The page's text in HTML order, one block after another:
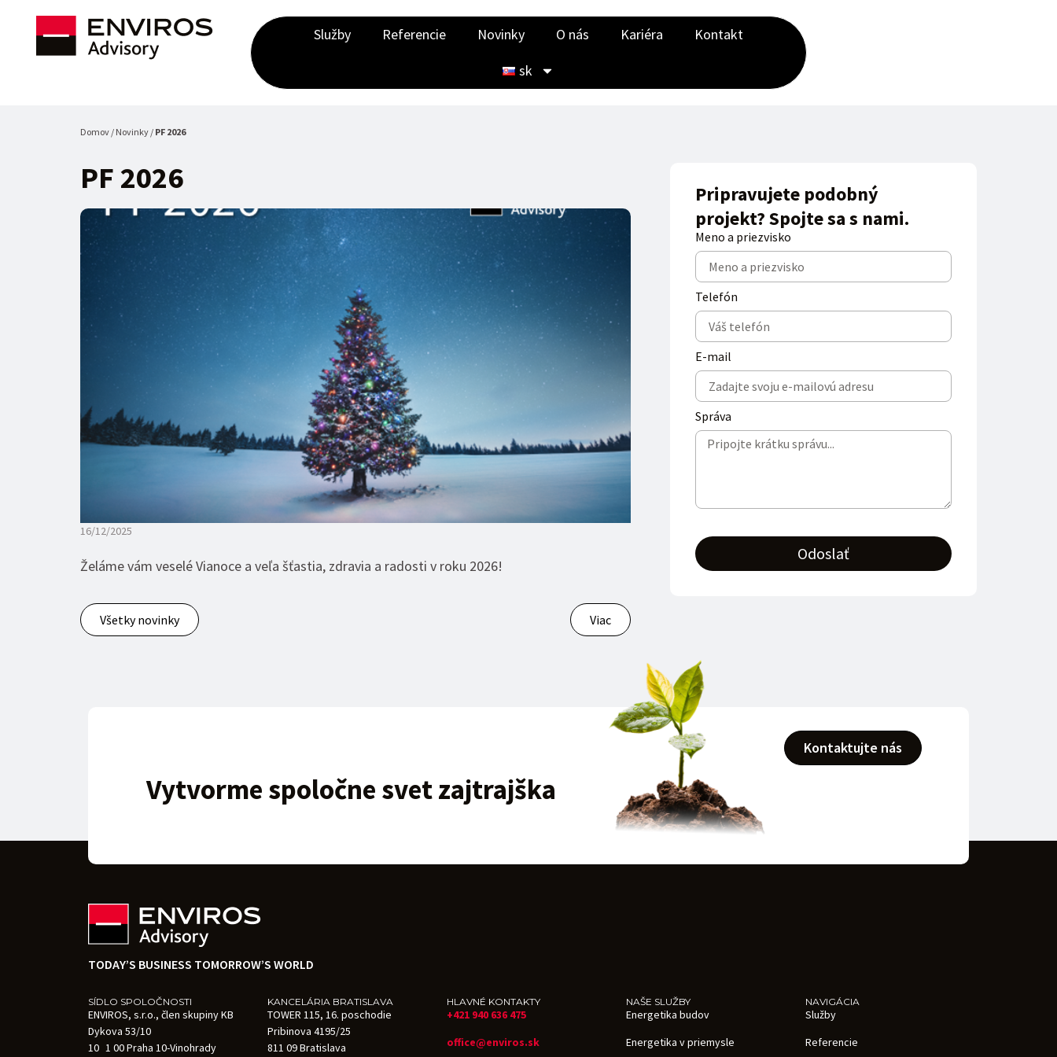
Služby Referencie Novinky O nás Kariéra
Kontakt
sk
Domov / Novinky / PF 2026
PF 2026
16/12/2025
Želáme vám veselé Vianoce a veľa šťastia, zdravia a radosti v roku 2026!
Všetky novinky Viac
Pripravujete podobný
projekt? Spojte sa s nami.
Meno a priezvisko
Telefón
E-mail
Správa
Odoslať
Vytvorme spoločne svet zajtrajška
Kontaktujte nás
TODAY’S BUSINESS TOMORROW’S WORLD
SÍDLO SPOLOČNOSTI
ENVIROS, s.r.o., člen skupiny KB
Dykova 53/10
10 1 00 Praha 10-Vinohrady
KANCELÁRIA BRATISLAVA
TOWER 115, 16. poschodie
Pribinova 4195/25
811 09 Bratislava
HLAVNÉ KONTAKTY
+421 940 636 475
office@enviros.sk
NAŠE SLUŽBY
Energetika budov
Energetika v priemysle
NAVIGÁCIA
Služby
Referencie